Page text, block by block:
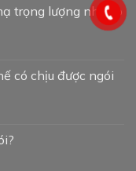
trọng lượng nhẹ so
có chịu được ngói